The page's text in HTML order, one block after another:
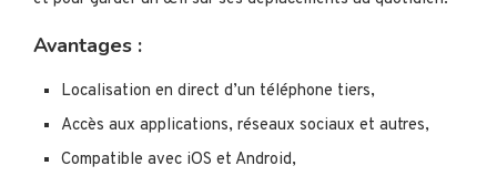
Avantages :
Localisation en direct d’un téléphone tiers,
Accès aux applications, réseaux sociaux et autres,
Compatible avec iOS et Android,